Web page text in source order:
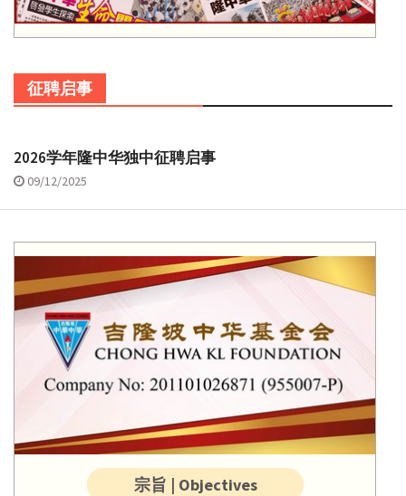
征聘启事
2026学年隆中华独中征聘启事
09/12/2025
宗旨 | Objectives